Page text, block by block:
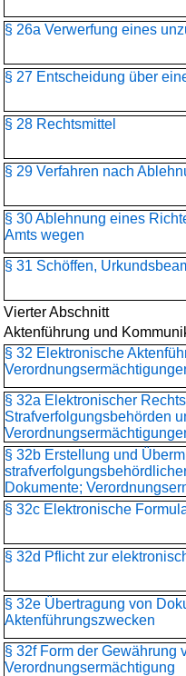
§ 26a Verwerfung eines
§ 27 Entscheidung über
§ 28 Rechtsmittel
§ 29 Verfahren nach
§ 30 Ablehnung eines
Amts wegen
§ 31 Schöffen,
Vierter Abschnitt
Aktenführung und
§ 32 Elektronische
§ 32a Elektronischer
Strafverfolgungsbehörden
§ 32b Erstellung und
Dokumente;
§ 32c Elektronische
§ 32d Pflicht zur
§ 32e Übertragung von
Aktenführungszwecken
§ 32f Form der Gewährung
Verordnungsermächtigung